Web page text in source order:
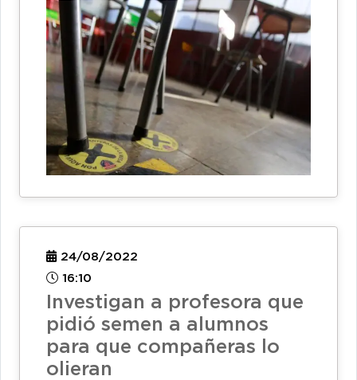
24/08/2022
16:10
Investigan a profesora que
pidió semen a alumnos
para que compañeras lo
olieran